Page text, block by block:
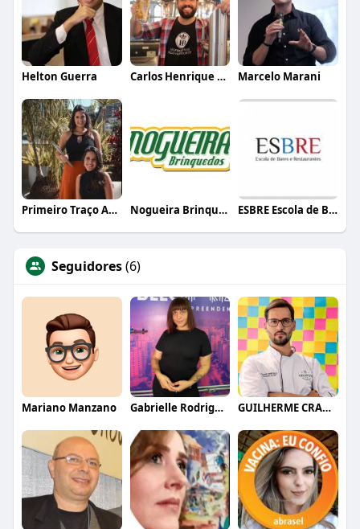
Helton Guerra Carlos Henrique de Faria Vasconcelos Marcelo Marani
Primeiro Traço Arquitetura Nogueira Brinquedos ESBRE Escola de Bares e Restaurantes
Seguidores(6)
Mariano Manzano Gabrielle Rodrigues GUILHERME CRAMER BALLE